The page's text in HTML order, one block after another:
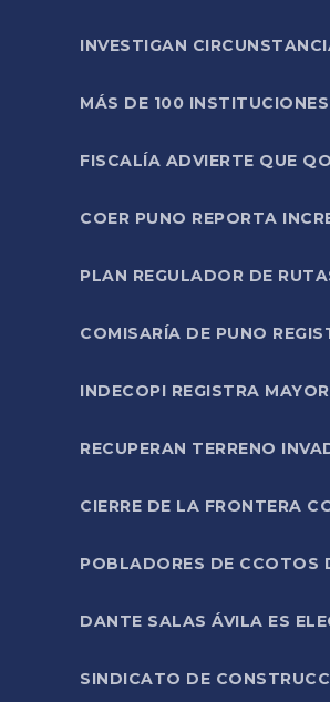
INVESTIGAN
MÁS DE 100
FISCALÍA ADVIERTE QUE
COER PUNO REPORTA
PLAN REGULADOR DE
COMISARÍA DE PUNO
INDECOPI REGISTRA
RECUPERAN TERRENO
CIERRE DE LA FRONTERA
POBLADORES DE CCOTOS
DANTE SALAS ÁVILA ES
SINDICATO DE